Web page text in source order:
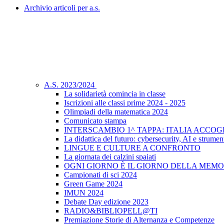
Archivio articoli per a.s.
A.S. 2023/2024
La solidarietà comincia in classe
Iscrizioni alle classi prime 2024 - 2025
Olimpiadi della matematica 2024
Comunicato stampa
INTERSCAMBIO 1^ TAPPA: ITALIA
La didattica del futuro: cybersecurity, AI e
LINGUE E CULTURE A CONFRONTO
La giornata dei calzini spaiati
OGNI GIORNO È IL GIORNO DELLA
Campionati di sci 2024
Green Game 2024
IMUN 2024
Debate Day edizione 2023
RADIO&BIBLIOPELL@TI
Premiazione Storie di Alternanza e Competenze